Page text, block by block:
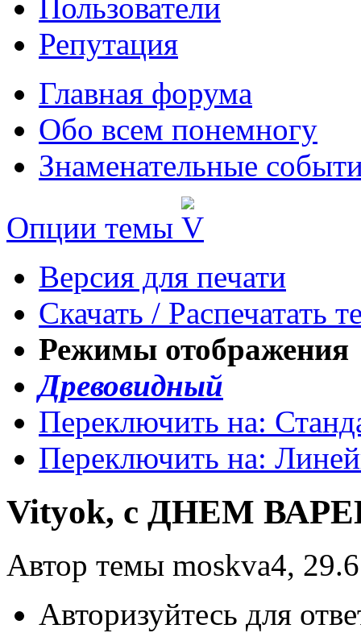
Пользователи
Репутация
Главная форума
Обо всем понемногу
Знаменательные
Опции темы
Версия для печати
Скачать / Распечатать
Режимы отображения
Древовидный
Переключить на:
Переключить на:
Vityok, с ДНЕМ
Автор темы moskva4,
Авторизуйтесь для